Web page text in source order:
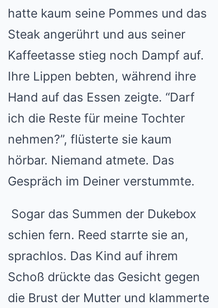
hatte kaum seine Pommes und das
Steak angerührt und aus seiner
Kaffeetasse stieg noch Dampf auf.
Ihre Lippen bebten, während ihre
Hand auf das Essen zeigte. “Darf
ich die Reste für meine Tochter
nehmen?”, flüsterte sie kaum
hörbar. Niemand atmete. Das
Gespräch im Deiner verstummte.
Sogar das Summen der Dukebox
schien fern. Reed starrte sie an,
sprachlos. Das Kind auf ihrem
Schoß drückte das Gesicht gegen
die Brust der Mutter und klammerte